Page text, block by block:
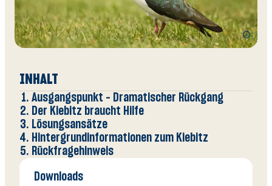
INHALT
Ausgangspunkt - Dramatischer Rückgang
Der Kiebitz braucht Hilfe
Lösungsansätze
Hintergrundinformationen zum Kiebitz
Rückfragehinweis
Downloads